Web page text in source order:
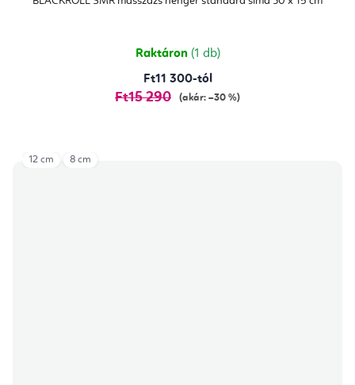
értékelése
csillag.
Raktáron (1 db)
Ft11 300-tól
Ft15 290 (akár: –30 %)
12 cm 8 cm